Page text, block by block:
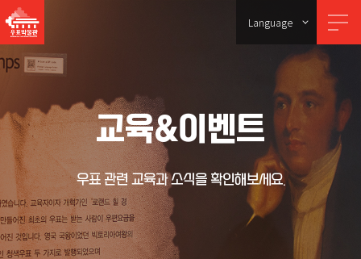
Language
교육&이벤트
우표 관련 교육과 소식을 확인해보세요.